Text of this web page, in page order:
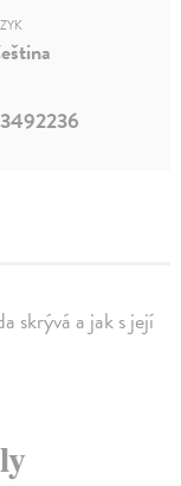
skrývá a jak s její